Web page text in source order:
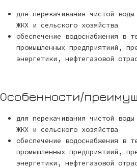
для перекачивания чистой
ЖКХ и сельского хозяйства
обеспечение водоснабжения в
промышленных предприятиий,
энергетики, нефтегазовой
Особенности/
для перекачивания чистой
ЖКХ и сельского хозяйства
обеспечение водоснабжения в
промышленных предприятиий,
энергетики, нефтегазовой